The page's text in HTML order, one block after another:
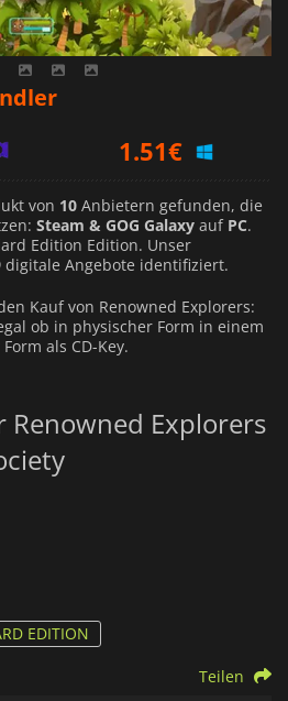
1.51€
1.29€
von 10 Anbietern gefunden, die
Steam & GOG Galaxy auf PC.
Edition Edition. Unser
digitale Angebote identifiziert.
Kauf von Renowned Explorers:
ob in physischer Form in einem
als CD-Key.
Renowned Explorers
EDITION
Teilen